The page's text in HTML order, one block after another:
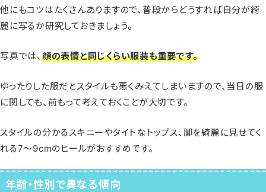
他にもコツはたくさんありますので、普段からどうすれば自分が綺
麗に写るか研究しておきましょう。
写真では、 顔の表情と同じくらい服装も重要です。
ゆったりした服だとスタイルも悪くみえてしまいますので、当日の服
に関しても、前もって考えておくことが大切です。
スタイルの分かるスキニーやタイトなトップス、脚を綺麗に見せてく
れる7～9cmのヒールがおすすめです。
年齢・性別で異なる傾向